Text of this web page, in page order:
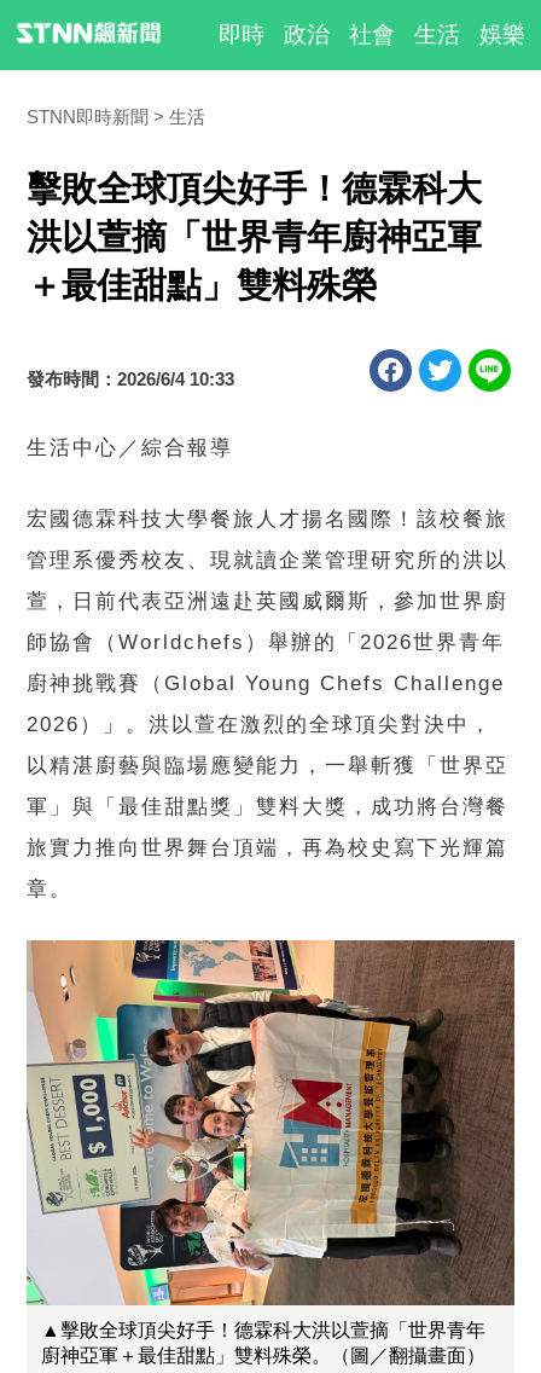
即時 政治 社會 生活 娛樂
STNN即時新聞 生活
擊敗全球頂尖好手！德霖科大
洪以萱摘「世界青年廚神亞軍
＋最佳甜點」雙料殊榮
發布時間：2026/6/4 10:33
生活中心／綜合報導
宏國德霖科技大學餐旅人才揚名國際！該校餐旅
管理系優秀校友、現就讀企業管理研究所的洪以
萱，日前代表亞洲遠赴英國威爾斯，參加世界廚
師協會（Worldchefs）舉辦的「2026世界青年
廚神挑戰賽（Global Young Chefs Challenge
2026）」。洪以萱在激烈的全球頂尖對決中，
以精湛廚藝與臨場應變能力，一舉斬獲「世界亞
軍」與「最佳甜點獎」雙料大獎，成功將台灣餐
旅實力推向世界舞台頂端，再為校史寫下光輝篇
章。
▲擊敗全球頂尖好手！德霖科大洪以萱摘「世界青年
廚神亞軍＋最佳甜點」雙料殊榮。（圖／翻攝畫面）